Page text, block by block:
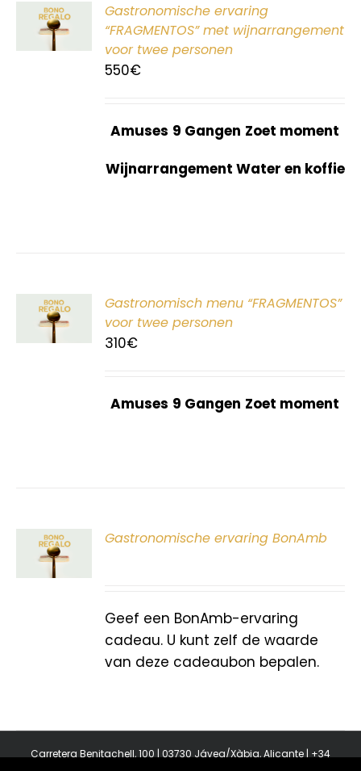
Gastronomische ervaring
“FRAGMENTOS” met wijnarrangement
voor twee personen
550€
Amuses 9 Gangen Zoet moment
Wijnarrangement Water en koffie
Gastronomisch menu “FRAGMENTOS”
voor twee personen
310€
Amuses 9 Gangen Zoet moment
Gastronomische ervaring BonAmb
Geef een BonAmb-ervaring
cadeau. U kunt zelf de waarde
van deze cadeaubon bepalen.
Carretera Benitachell, 100 | 03730 Jávea/Xàbia, Alicante | +34